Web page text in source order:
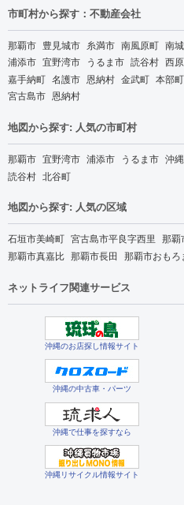
市町村から探す：不動産会社
那覇市 豊見城市 糸満市 南風原町 南
浦添市 宜野湾市 うるま市 読谷村 西
嘉手納町 名護市 恩納村 金武町 本部町
宮古島市 恩納村
地図から探す: 人気の市町村
那覇市 宜野湾市 浦添市 うるま市 沖
読谷村 北谷町
地図から探す: 人気の区域
石垣市美崎町 宮古島市平良字西里 那覇
那覇市真嘉比 那覇市長田 那覇市おもろ
ネットライフ関連サービス
沖縄のお店探し情報サイト
沖縄の中古車・パーツ
沖縄で仕事を探すなら
沖縄リサイクル情報サイト